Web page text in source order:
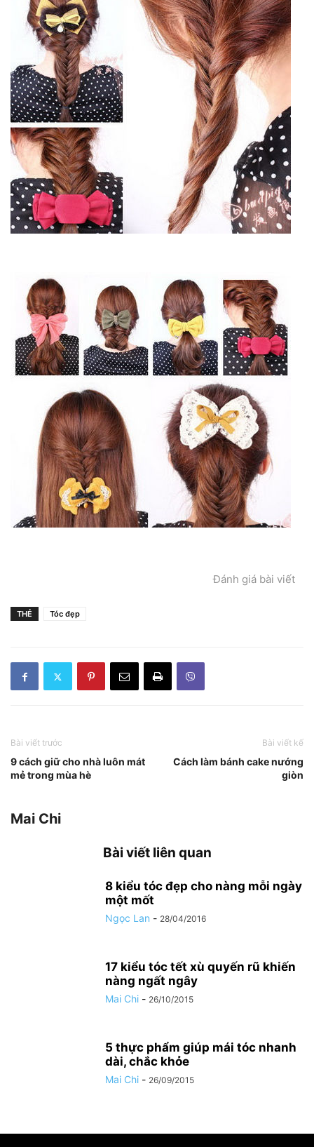
Đánh giá bài viết
THẺ Tóc đẹp
Bài viết trước
9 cách giữ cho nhà luôn mát
mẻ trong mùa hè
Bài viết kế
Cách làm bánh cake nướng
giòn
Mai Chi
Bài viết liên quan
8 kiểu tóc đẹp cho nàng mỗi ngày
một mốt
Ngọc Lan - 28/04/2016
17 kiểu tóc tết xù quyến rũ khiến
nàng ngất ngây
Mai Chi - 26/10/2015
5 thực phẩm giúp mái tóc nhanh
dài, chắc khỏe
Mai Chi - 26/09/2015